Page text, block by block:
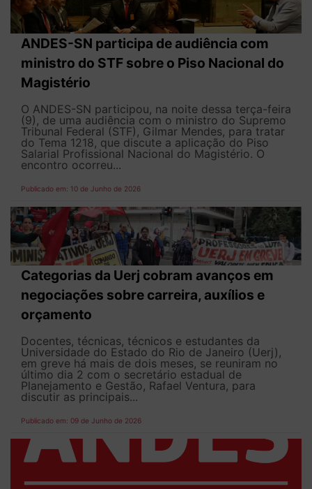
ANDES-SN participa de audiência com
ministro do STF sobre o Piso Nacional do
Magistério
O ANDES-SN participou, na noite dessa terça-feira
(9), de uma audiência com o ministro do Supremo
Tribunal Federal (STF), Gilmar Mendes, para tratar
do Tema 1218, que discute a aplicação do Piso
Salarial Profissional Nacional do Magistério. O
encontro ocorreu...
Publicado em: 10 de Junho de 2026
Categorias da Uerj cobram avanços em
negociações sobre carreira, auxílios e
orçamento
Docentes, técnicas, técnicos e estudantes da
Universidade do Estado do Rio de Janeiro (Uerj),
em greve há mais de dois meses, se reuniram no
último dia 2 com o secretário estadual de
Planejamento e Gestão, Rafael Ventura, para
discutir as principais...
Publicado em: 09 de Junho de 2026